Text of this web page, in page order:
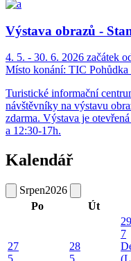
Výstava obrazů -
4. 5. - 30. 6. 2026 začátek
Místo konání: TIC Pohůdka
Turistické informační
návštěvníky na výstavu
zdarma. Výstava je
a 12:30-17h.
Kalendář
Srpen2026
Po
Út
27
28
29
7